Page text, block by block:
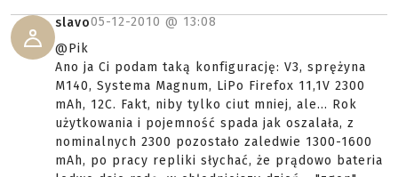
slavo05-12-2010 @ 13:08
@Pik
Ano ja Ci podam taką konfigurację: V3, sprężyna
M140, Systema Magnum, LiPo Firefox 11,1V 2300
mAh, 12C. Fakt, niby tylko ciut mniej, ale... Rok
użytkowania i pojemność spada jak oszalała, z
nominalnych 2300 pozostało zaledwie 1300-1600
mAh, po pracy repliki słychać, że prądowo bateria